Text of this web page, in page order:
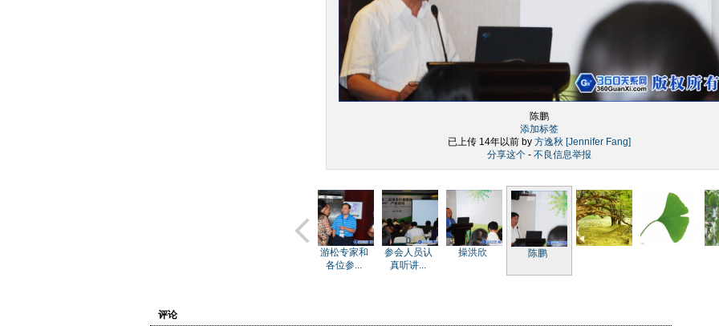
陈鹏
添加标签
已上传 14年以前 by 方逸秋 [Jennifer Fang]
分享这个 - 不良信息举报
游松专家和
各位参...
参会人员认
真听讲...
操洪欣 陈鹏
评论